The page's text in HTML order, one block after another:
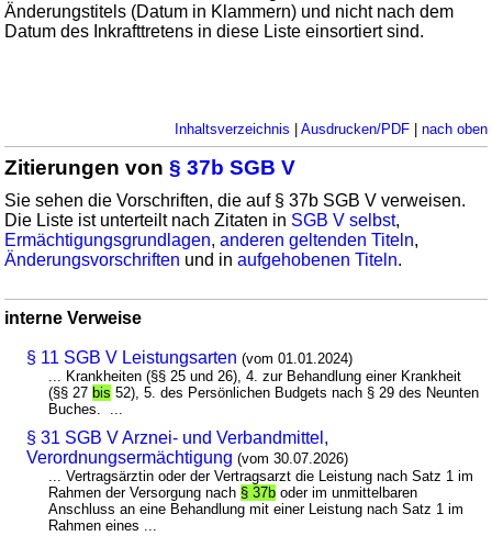
Änderungstitels (Datum in Klammern) und nicht nach dem
Datum des Inkrafttretens in diese Liste einsortiert sind.
Inhaltsverzeichnis Ausdrucken/PDF| nach oben
Zitierungen von§ 37b SGB V
Sie sehen die Vorschriften, die auf § 37b SGB V verweisen.
Die Liste ist unterteilt nach Zitaten in SGB V selbst,
Ermächtigungsgrundlagen,anderen geltenden Titeln,
Änderungsvorschriften und inaufgehobenen Titeln.
interne Verweise
§ 11 SGB V Leistungsarten (vom 01.01.2024)
... Krankheiten (§§ 25 und 26), 4. zur Behandlung einer Krankheit
(§§ 27 bis 52), 5. des Persönlichen Budgets nach § 29 des Neunten
Buches. ...
§ 31 SGB V Arznei- und Verbandmittel,
Verordnungsermächtigung (vom 30.07.2026)
... Vertragsärztin oder der Vertragsarzt die Leistung nach Satz 1 im
Rahmen der Versorgung nach § 37b oder im unmittelbaren
Anschluss an eine Behandlung mit einer Leistung nach Satz 1 im
Rahmen eines ...